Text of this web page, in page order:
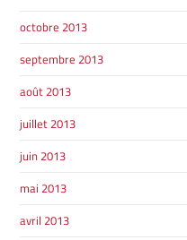
octobre 2013
septembre 2013
août 2013
juillet 2013
juin 2013
mai 2013
avril 2013